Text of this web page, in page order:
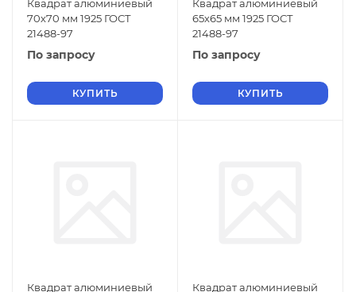
Квадрат алюминиевый
70х70 мм 1925 ГОСТ
21488-97
По запросу
КУПИТЬ
Квадрат алюминиевый
65х65 мм 1925 ГОСТ
21488-97
По запросу
КУПИТЬ
Квадрат алюминиевый
Квадрат алюминиевый